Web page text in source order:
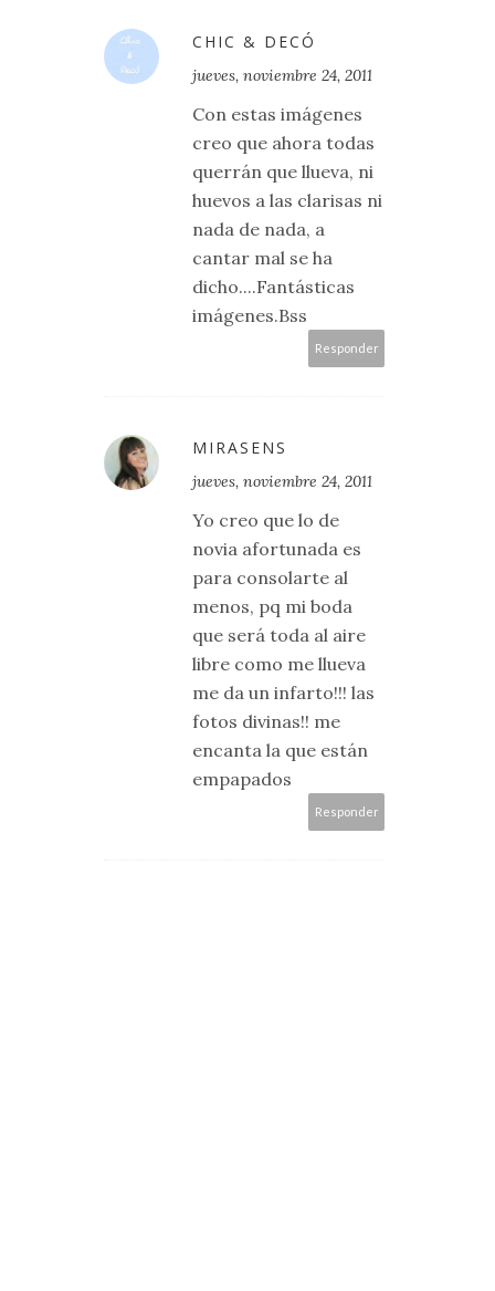
CHIC & DECÓ
jueves, noviembre 24, 2011
Con estas imágenes
creo que ahora todas
querrán que llueva, ni
huevos a las clarisas ni
nada de nada, a
cantar mal se ha
dicho....Fantásticas
imágenes.Bss
Responder
MIRASENS
jueves, noviembre 24, 2011
Yo creo que lo de
novia afortunada es
para consolarte al
menos, pq mi boda
que será toda al aire
libre como me llueva
me da un infarto!!! las
fotos divinas!! me
encanta la que están
empapados
Responder